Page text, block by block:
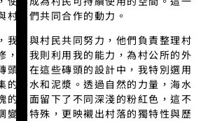
村民們共同合作的動力。
我們與村民共同努力，他們負責整理村
，而我則利用我的能力，為村公所的外
頭。在這些磚頭的設計中，我特別選用
的海水和泥漿。透過自然的力量，海水
的表面留下了不同深淺的粉紅色，這不
變得特殊，更映襯出村落的獨特性與歷